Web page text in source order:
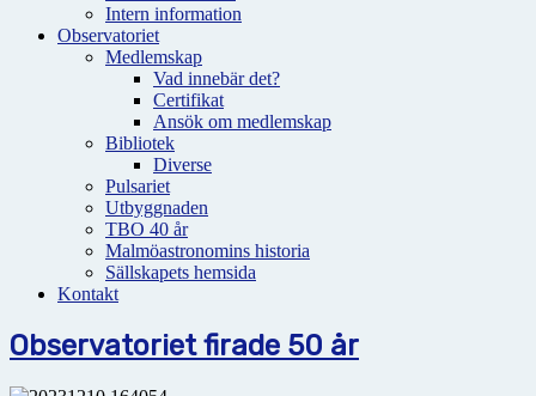
Intern information
Observatoriet
Medlemskap
Vad innebär det?
Certifikat
Ansök om medlemskap
Bibliotek
Diverse
Pulsariet
Utbyggnaden
TBO 40 år
Malmöastronomins historia
Sällskapets hemsida
Kontakt
Observatoriet firade 50 år